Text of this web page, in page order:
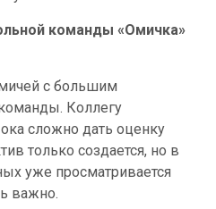
команды «Омичка»
с большим
Коллегу
сложно дать оценку
только создается, но в
уже просматривается
важно.